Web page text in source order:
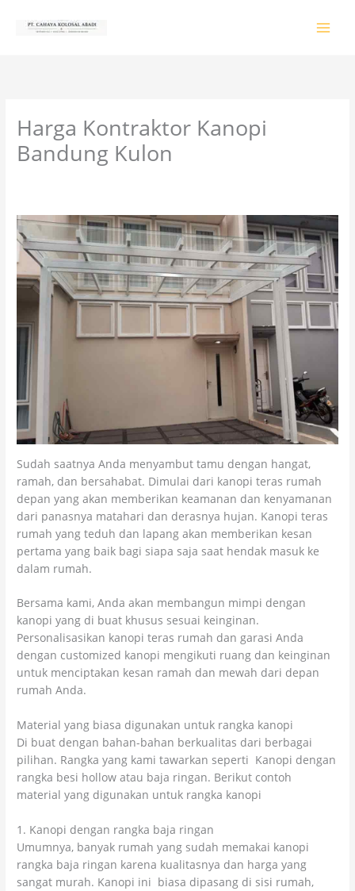
Harga Kontraktor Kanopi
Bandung Kulon
Sudah saatnya Anda menyambut tamu dengan hangat,
ramah, dan bersahabat. Dimulai dari kanopi teras rumah
depan yang akan memberikan keamanan dan kenyamanan
dari panasnya matahari dan derasnya hujan. Kanopi teras
rumah yang teduh dan lapang akan memberikan kesan
pertama yang baik bagi siapa saja saat hendak masuk ke
dalam rumah.
Bersama kami, Anda akan membangun mimpi dengan
kanopi yang di buat khusus sesuai keinginan.
Personalisasikan kanopi teras rumah dan garasi Anda
dengan customized kanopi mengikuti ruang dan keinginan
untuk menciptakan kesan ramah dan mewah dari depan
rumah Anda.
Material yang biasa digunakan untuk rangka kanopi
Di buat dengan bahan-bahan berkualitas dari berbagai
pilihan. Rangka yang kami tawarkan seperti Kanopi dengan
rangka besi hollow atau baja ringan. Berikut contoh
material yang digunakan untuk rangka kanopi
1. Kanopi dengan rangka baja ringan
Umumnya, banyak rumah yang sudah memakai kanopi
rangka baja ringan karena kualitasnya dan harga yang
sangat murah. Kanopi ini biasa dipasang di sisi rumah,